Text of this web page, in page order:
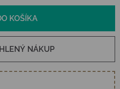
KOŠÍKA
NÁKUP